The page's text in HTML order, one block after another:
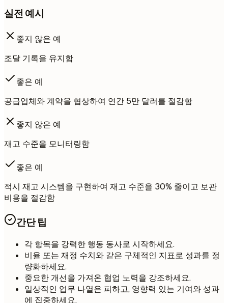
실전 예시
좋지 않은 예
조달 기록을 유지함
좋은 예
공급업체와 계약을 협상하여 연간 5만 달러를 절감함
좋지 않은 예
재고 수준을 모니터링함
좋은 예
적시 재고 시스템을 구현하여 재고 수준을 30% 줄이고 보관
비용을 절감함
간단 팁
각 항목을 강력한 행동 동사로 시작하세요.
비율 또는 재정 수치와 같은 구체적인 지표로 성과를 정
량화하세요.
중요한 개선을 가져온 협업 노력을 강조하세요.
일상적인 업무 나열은 피하고, 영향력 있는 기여와 성과
에 집중하세요.